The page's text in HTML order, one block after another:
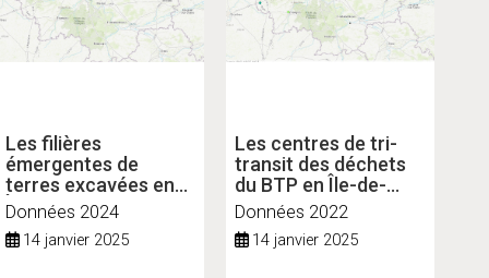
Les filières
émergentes de
terres excavées en
Île-de-France
Données 2024
14 janvier 2025
Les centres de tri-
transit des déchets
du BTP en Île-de-
France
Données 2022
14 janvier 2025